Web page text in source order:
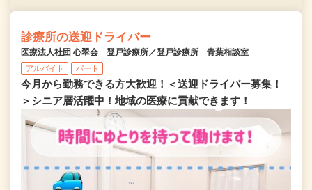
診療所の送迎ドライバー
医療法人社団 心翠会 登戸診療所／登戸診療所 青葉相談室
アルバイト パート
今月から勤務できる方大歓迎！＜送迎ドライバー募集！
＞シニア層活躍中！地域の医療に貢献できます！